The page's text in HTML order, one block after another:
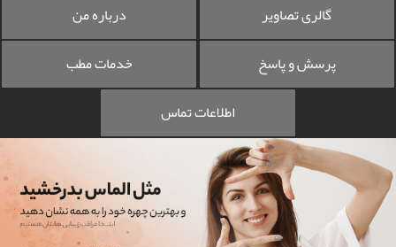
گالری تصاویر
درباره من
پرسش و پاسخ
خدمات مطب
اطلاعات تماس